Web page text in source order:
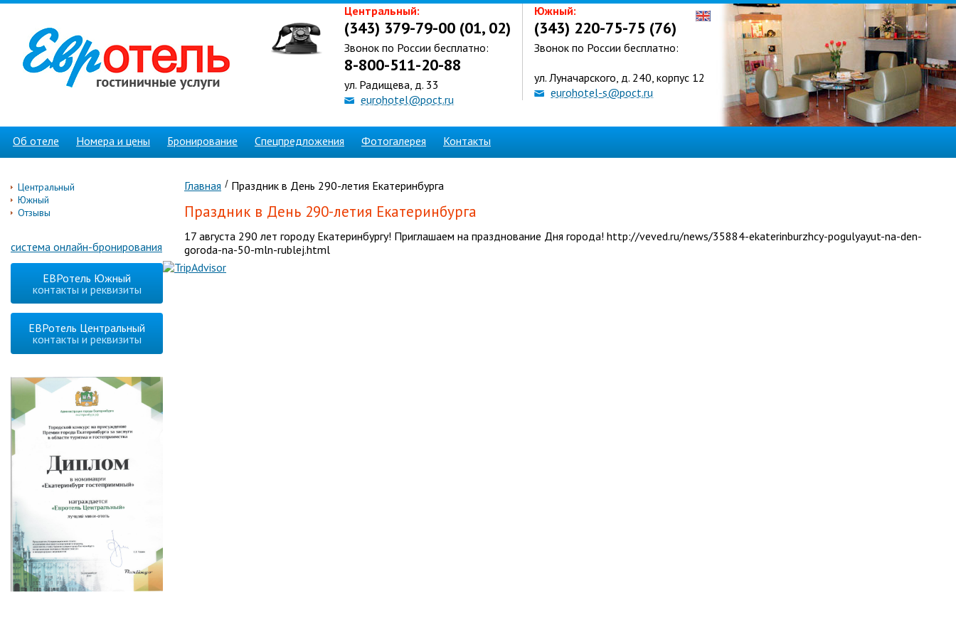
Об отеле Номера и цены Бронирование Спецпредложения Фотогалерея Контакты
Центральный:
(343) 379-79-00 (01, 02)
Звонок по России бесплатно:
8-800-511-20-88
ул. Радищева, д. 33
eurohotel@poct.ru
Южный:
(343) 220-75-75 (76)
Звонок по России бесплатно:
ул. Луначарского, д. 240, корпус 12
eurohotel-s@poct.ru
Центральный
Южный
Отзывы
система онлайн-бронирования
ЕВРотель Южный
контакты и реквизиты
ЕВРотель Центральный
контакты и реквизиты
Главная Праздник в День 290-летия Екатеринбурга
Праздник в День 290-летия Екатеринбурга
17 августа 290 лет городу Екатеринбургу! Приглашаем на празднование Дня города! http://veved.ru/news/35884-ekaterinburzhcy-pogulyayut-na-den-
goroda-na-50-mln-rublej.html